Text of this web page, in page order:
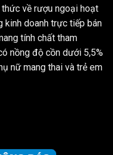
về rượu ngoại hoạt
kinh doanh trực tiếp bán
tính chất tham
nồng độ cồn dưới 5,5%
nữ mang thai và trẻ em